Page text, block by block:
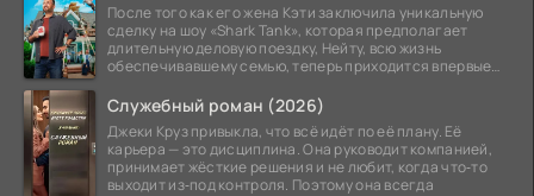
После того как его жена Кэти заключила уникальную
сделку на шоу «Shark Tank», которая предполагает
длительную деловую поездку, Нейту, всю жизнь
обеспечивавшему семью, теперь приходится впервые
Служебный роман (2026)
Джеки Круз привыкла, что всё идёт по её плану. Её
карьера — это дисциплина. Она руководит компанией,
принимает жёсткие решения и не любит, когда что‑то
выходит из‑под контроля. Поэтому она всегда